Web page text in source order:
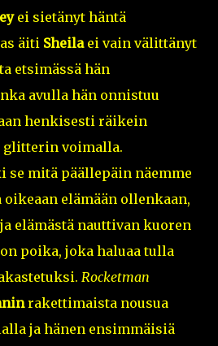
ei sietänyt häntä
äiti Sheilaei vain välittänyt
etsimässä hän
avulla hän onnistuu
henkisesti räikein
glitterin voimalla.
mitä päällepäin näemme
oikeaan elämään ollenkaan,
elämästä nauttivan kuoren
poika, joka haluaa tulla
Rocketman
rakettimaista nousua
ja hänen ensimmäisiä